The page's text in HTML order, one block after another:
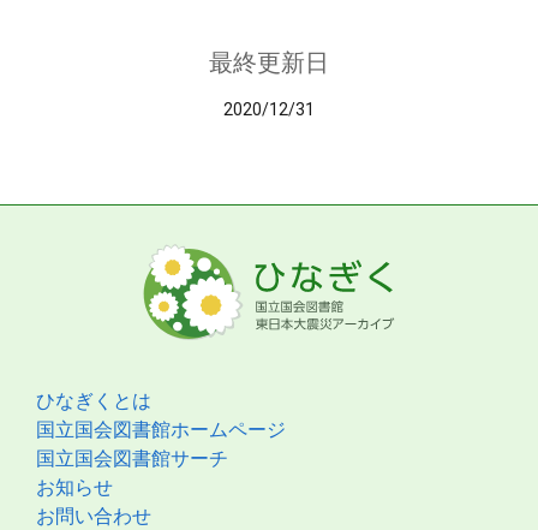
最終更新日
2020/12/31
ひなぎくとは
国立国会図書館ホームページ
国立国会図書館サーチ
お知らせ
お問い合わせ